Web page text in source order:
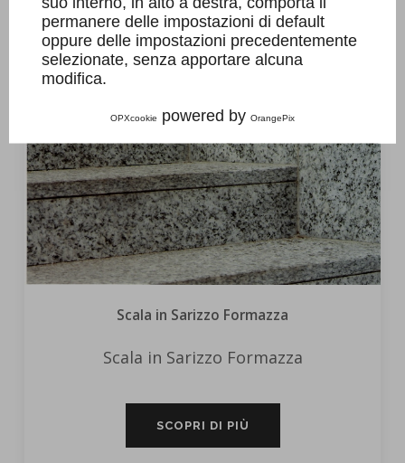
permanere delle impostazioni di default
oppure delle impostazioni precedentemente
selezionate, senza apportare alcuna
modifica.
OPXcookie powered by OrangePix
Scala in Sarizzo Formazza
Scala in Sarizzo Formazza
SCOPRI DI PIÙ